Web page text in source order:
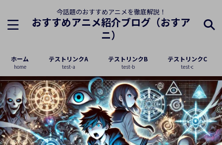
今話題のおすすめアニメを徹底解説！
おすすめアニメ紹介ブログ（おすア
ニ）
ホーム
home
テストリンクA
test-a
テストリンクB
test-b
テストリンクC
test-c